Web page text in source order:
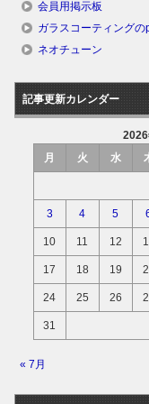
会員用掲示板
ガラスコーティング
ネオチューン
記事更新カレンダー
2026
月
火 水
3 4 5
10 11 12
17 18 19
24 25 26
31
« 7月